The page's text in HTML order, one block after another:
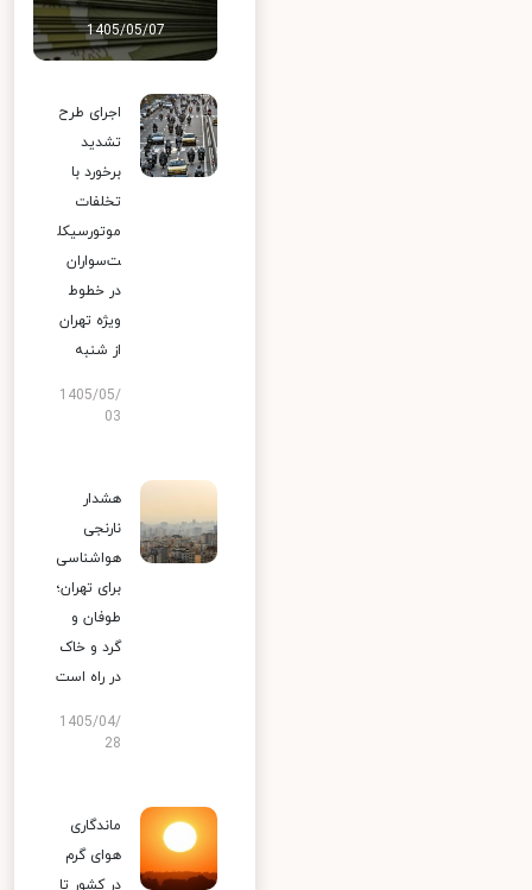
1405/05/07
اجرای طرح
تشدید
برخورد با
تخلفات
موتورسیکل
ت‌سواران
در خطوط
ویژه تهران
از شنبه
1405/05/
03
هشدار
نارنجی
هواشناسی
برای تهران؛
طوفان و
گرد و خاک
در راه است
1405/04/
28
ماندگاری
هوای گرم
در کشور تا